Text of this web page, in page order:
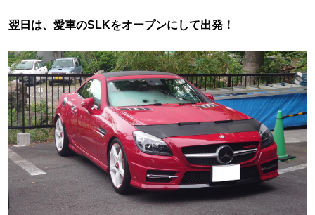
翌日は、愛車のSLKをオープンにして出発！